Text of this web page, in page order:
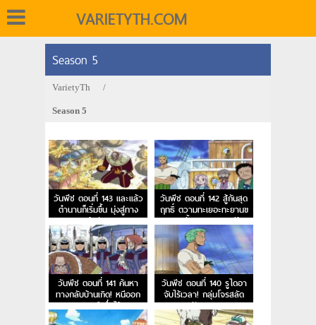
VARIETYTH.COM
Season 5
VarietyTh /
Season 5
วันพีช ตอนที่ 143 และแล้ว
ตำนานก็เริ่มขึ้น มุ่งสู่ทาง
สายรุ้งกันเถอะ
วันพีช ตอนที่ 142 สู้กันสุด
ฤทธิ์ ตวามทะเยอะทะยานข
องเวดตั้นและหอคอยสีรุ้ง
วันพีช ตอนที่ 141 ค้นหา
ทางกลับบ้านเกิด! หนีออก
จากสุสานเรือซึ่งไร้กาล
เวลา!
วันพีช ตอนที่ 140 รูไดอา
จับไร้เวลา! กลุ่มโจรสลัด
ฟักทอง!